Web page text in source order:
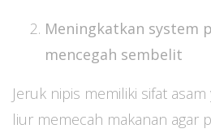
Meningkatkan system
mencegah sembelit
Jeruk nipis memiliki sifat
liur memecah makanan agar